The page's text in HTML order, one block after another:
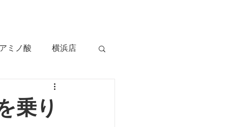
アミノ酸 横浜店
ボウリング
乗り